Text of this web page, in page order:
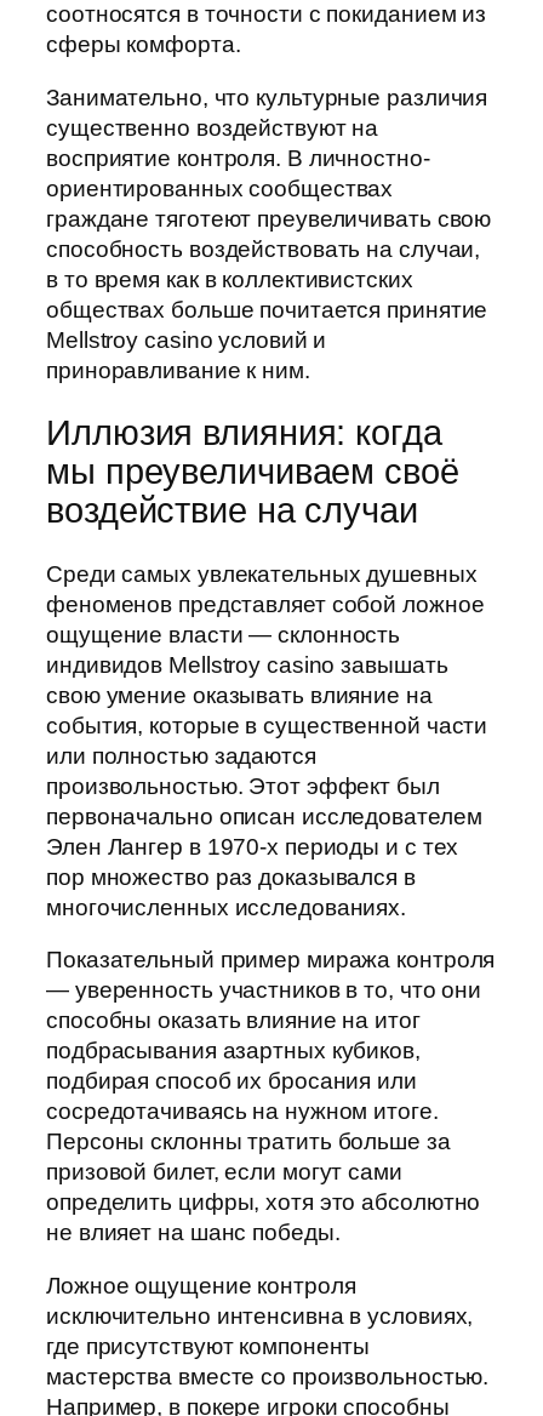
соотносятся в точности с покиданием из
сферы комфорта.
Занимательно, что культурные различия
существенно воздействуют на
восприятие контроля. В личностно-
ориентированных сообществах
граждане тяготеют преувеличивать свою
способность воздействовать на случаи,
в то время как в коллективистских
обществах больше почитается принятие
Mellstroy casino условий и
приноравливание к ним.
Иллюзия влияния: когда
мы преувеличиваем своё
воздействие на случаи
Среди самых увлекательных душевных
феноменов представляет собой ложное
ощущение власти — склонность
индивидов Mellstroy casino завышать
свою умение оказывать влияние на
события, которые в существенной части
или полностью задаются
произвольностью. Этот эффект был
первоначально описан исследователем
Элен Лангер в 1970-х периоды и с тех
пор множество раз доказывался в
многочисленных исследованиях.
Показательный пример миража контроля
— уверенность участников в то, что они
способны оказать влияние на итог
подбрасывания азартных кубиков,
подбирая способ их бросания или
сосредотачиваясь на нужном итоге.
Персоны склонны тратить больше за
призовой билет, если могут сами
определить цифры, хотя это абсолютно
не влияет на шанс победы.
Ложное ощущение контроля
исключительно интенсивна в условиях,
где присутствуют компоненты
мастерства вместе со произвольностью.
Например, в покере игроки способны